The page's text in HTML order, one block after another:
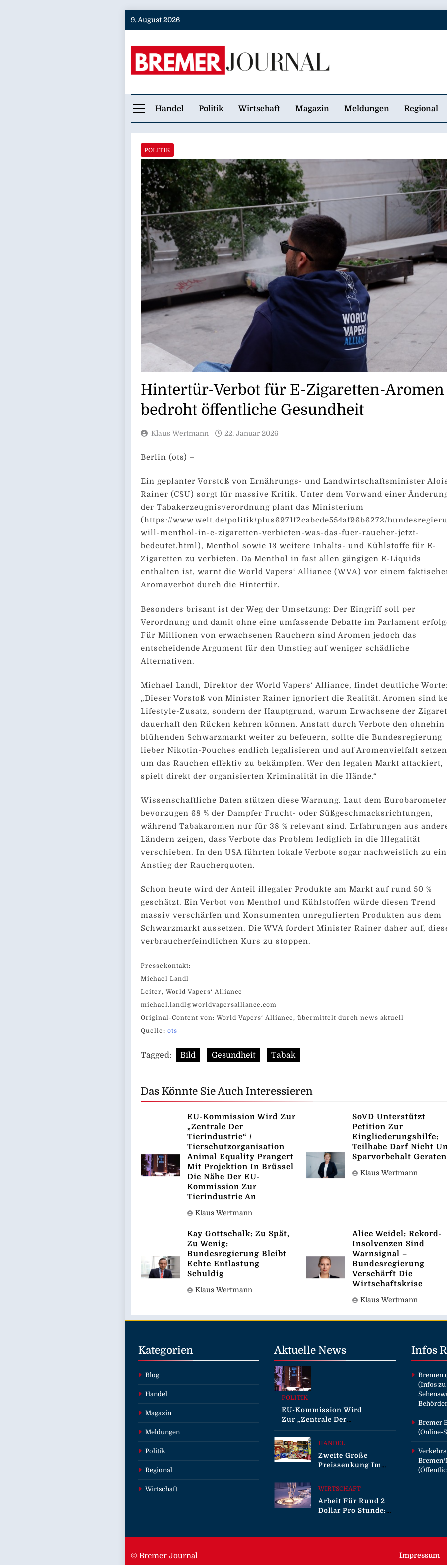
Skip
9. August 2026
Bremer Journal
Handel Politik Wirtschaft Magazin Meldungen Regional
POLITIK
Hintertür-Verbot für E-Zigaretten-Aromen
bedroht öffentliche Gesundheit
Klaus Wertmann 22. Januar 2026
Berlin (ots) –
Ein geplanter Vorstoß von Ernährungs- und Landwirtschaftsminister
Rainer (CSU) sorgt für massive Kritik. Unter dem Vorwand einer
der Tabakerzeugnisverordnung plant das Ministerium
(https://www.welt.de/politik/plus6971f2cabcde554af96b6272/
will-menthol-in-e-zigaretten-verbieten-was-das-fuer-raucher-jetzt-
bedeutet.html), Menthol sowie 13 weitere Inhalts- und Kühlstoffe für E-
Zigaretten zu verbieten. Da Menthol in fast allen gängigen E-Liquids
enthalten ist, warnt die World Vapers‘ Alliance (WVA) vor einem
Aromaverbot durch die Hintertür.
Besonders brisant ist der Weg der Umsetzung: Der Eingriff soll per
Verordnung und damit ohne eine umfassende Debatte im Parlament
Für Millionen von erwachsenen Rauchern sind Aromen jedoch das
entscheidende Argument für den Umstieg auf weniger schädliche
Alternativen.
Michael Landl, Direktor der World Vapers‘ Alliance, findet deutliche
„Dieser Vorstoß von Minister Rainer ignoriert die Realität. Aromen sind
Lifestyle-Zusatz, sondern der Hauptgrund, warum Erwachsene der
dauerhaft den Rücken kehren können. Anstatt durch Verbote den ohnehin
blühenden Schwarzmarkt weiter zu befeuern, sollte die Bundesregierung
lieber Nikotin-Pouches endlich legalisieren und auf Aromenvielfalt
um das Rauchen effektiv zu bekämpfen. Wer den legalen Markt attackiert,
spielt direkt der organisierten Kriminalität in die Hände.“
Wissenschaftliche Daten stützen diese Warnung. Laut dem Eurobarometer
bevorzugen 68 % der Dampfer Frucht- oder Süßgeschmacksrichtungen,
während Tabakaromen nur für 38 % relevant sind. Erfahrungen aus
Ländern zeigen, dass Verbote das Problem lediglich in die Illegalität
verschieben. In den USA führten lokale Verbote sogar nachweislich zu
Anstieg der Raucherquoten.
Schon heute wird der Anteil illegaler Produkte am Markt auf rund 50 %
geschätzt. Ein Verbot von Menthol und Kühlstoffen würde diesen Trend
massiv verschärfen und Konsumenten unregulierten Produkten aus dem
Schwarzmarkt aussetzen. Die WVA fordert Minister Rainer daher auf,
verbraucherfeindlichen Kurs zu stoppen.
Pressekontakt:
Michael Landl
Leiter, World Vapers‘ Alliance
michael.landl@worldvapersalliance.com
Original-Content von: World Vapers‘ Alliance, übermittelt durch news aktuell
Quelle: ots
Tagged: Bild Gesundheit Tabak
Das Könnte Sie Auch Interessieren
EU-Kommission Wird Zur
„Zentrale Der
Tierindustrie“ /
Tierschutzorganisation
Animal Equality Prangert
Mit Projektion In Brüssel
Die Nähe Der EU-
Kommission Zur
Tierindustrie An
Klaus Wertmann
SoVD Unterstützt
Petition Zur
Eingliederungshilfe:
Teilhabe Darf Nicht
Sparvorbehalt Geraten
Klaus Wertmann
Kay Gottschalk: Zu Spät,
Zu Wenig:
Bundesregierung Bleibt
Echte Entlastung
Schuldig
Klaus Wertmann
Alice Weidel: Rekord-
Insolvenzen Sind
Warnsignal –
Bundesregierung
Verschärft Die
Wirtschaftskrise
Klaus Wertmann
Kategorien
Blog
Handel
Magazin
Meldungen
Politik
Regional
Wirtschaft
Aktuelle News
POLITIK
EU-Kommission Wird
Zur „Zentrale Der
Tierindustrie“ /
Tierschutzorganisation
Animal Equality
Prangert Mit
Projektion In Brüssel
Die Nähe Der EU-
Kommission Zur
Tierindustrie An
HANDEL
Zweite Große
Preissenkung Im
April: NORMA Senkt
Käse Um Bis Zu 16
Prozent / Mit
WIRTSCHAFT
Arbeit Für Rund 2
Dollar Pro Stunde:
Billionen-Dollar-
Infos
(Infos zu
Bremer
(Online-
Bremen/
© Bremer Journal Impressum